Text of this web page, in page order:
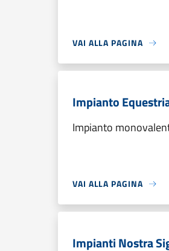
VAI ALLA PAGINA
Impianto
Impianto
VAI ALLA PAGINA
Impianti Nostra